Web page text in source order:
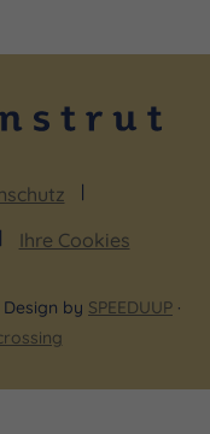
Ihre Cookies
by SPEEDUUP ·